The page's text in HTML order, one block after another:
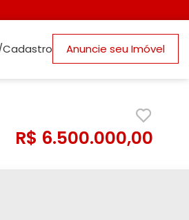
Cadastro Anuncie seu Imóvel
R$ 6.500.000,00